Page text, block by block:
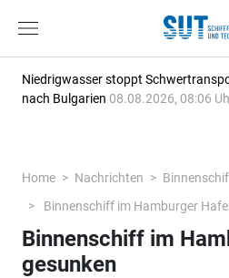
Niedrigwasser stoppt
nach Bulgarien 08.08.2026, 08:06
Home Nachrichten
Binnenschiff im Hamburger
Binnenschiff im
gesunken